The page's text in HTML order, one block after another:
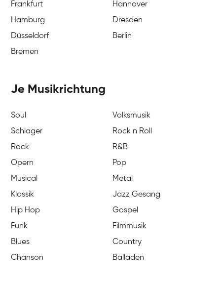
Frankfurt
Hannover
Hamburg
Dresden
Düsseldorf
Berlin
Bremen
Je Musikrichtung
Soul
Volksmusik
Schlager
Rock n Roll
Rock
R&B
Opern
Pop
Musical
Metal
Klassik
Jazz Gesang
Hip Hop
Gospel
Funk
Filmmusik
Blues
Country
Chanson
Balladen